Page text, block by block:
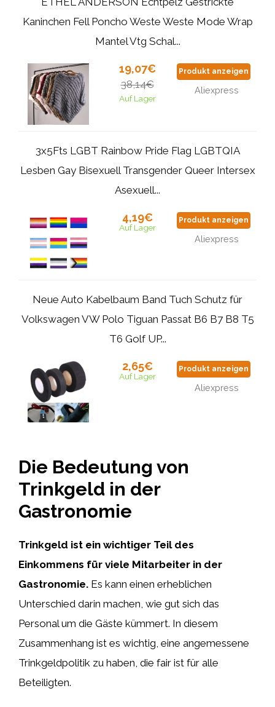
Kaninchen Fell Poncho Weste Weste Mode Wrap
Mantel Vtg Schal...
19,07€
38,14€
Auf Lager
Produkt anzeigen
Aliexpress
3x5Fts LGBT Rainbow Pride Flag LGBTQIA
Lesben Gay Bisexuell Transgender Queer Intersex
Asexuell...
4,19€
Auf Lager
Produkt anzeigen
Aliexpress
Neue Auto Kabelbaum Band Tuch Schutz für
Volkswagen VW Polo Tiguan Passat B6 B7 B8 T5
T6 Golf UP...
2,65€
Auf Lager
Produkt anzeigen
Aliexpress
Die Bedeutung von
Trinkgeld in der
Gastronomie
Trinkgeld ist ein wichtiger Teil des
Einkommens für viele Mitarbeiter in der
Gastronomie. Es kann einen erheblichen
Unterschied darin machen, wie gut sich das
Personal um die Gäste kümmert. In diesem
Zusammenhang ist es wichtig, eine angemessene
Trinkgeldpolitik zu haben, die fair ist für alle
Beteiligten.